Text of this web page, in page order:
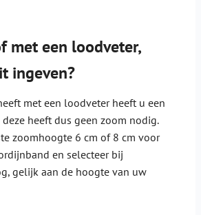
met een loodveter,
ingeven?
met een loodveter heeft u een
deze heeft dus geen zoom nodig.
zoomhoogte 6 cm of 8 cm voor
en selecteer bij
gelijk aan de hoogte van uw